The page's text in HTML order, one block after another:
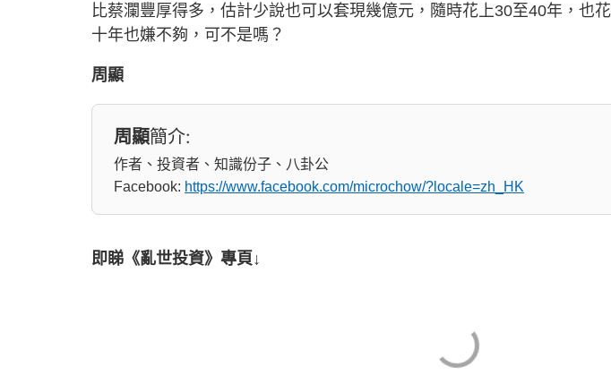
比蔡瀾豐厚得多，估計少說也可以套現幾億元，隨時花上30至40年，也
十年也嫌不夠，可不是嗎？
周顯
周顯簡介:
作者、投資者、知識份子、八卦公
Facebook: https://www.facebook.com/microchow/?locale=zh_HK
即睇《亂世投資》專頁↓